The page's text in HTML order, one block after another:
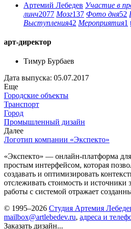
Артемий Лебедев Участие в
линч2077 Мозг137 Фото дня52
Выступления42 Мероприятия1
арт-директор
Тимур Бурбаев
Дата выпуска: 05.07.2017
Еще
Городские объекты
Транспорт
Город
Промышленный дизайн
Далее
Логотип компании «Экспекто»
«Экспекто» — онлайн-платформа
простым интерфейсом, которая
создавать и оптимизировать
отслеживать стоимость и источники
работы с системой отражает
© 1995–2026 Студия Артемия
mailbox@artlebedev.ru, адреса и
Заказать дизайн...